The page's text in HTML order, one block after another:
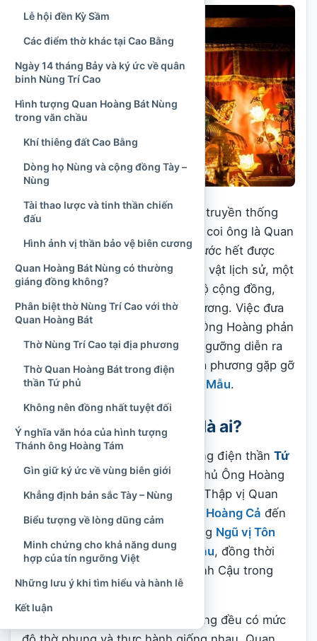
Điều cần lưu ý là không phải mọi truyền thống
thờ Nùng Trí Cao đều mặc nhiên coi ông là Quan
Hoàng Bát. Tại Cao Bằng, ông trước hết được
tưởng niệm với tư cách một nhân vật lịch sử, một
thủ lĩnh bản địa và vị thần bảo hộ cộng đồng,
mang thần hiệu Khâu Sầm Đại Vương. Việc đưa
hình tượng ấy vào hàng Tứ Phủ Ông Hoàng phản
ánh một quá trình dung hợp tín ngưỡng diễn ra
về sau, trong đó ký ức lịch sử địa phương gặp gỡ
với điện thần của
tín ngưỡng thờ Mẫu.
Thánh ông Hoàng Tám là ai?
Theo cách sắp xếp phổ biến trong điện thần Tứ
phủ, hàng Quan Hoàng hay Tứ Phủ Ông Hoàng
gồm mười vị, thường được gọi là Thập vị Quan
Hoàng. Các vị được xếp từ
Quan Hoàng Cả đến
Quan Hoàng Mười, đứng sau hàng Ngũ vị Tôn
Quanvà hàngTứ Phủ Thánh Chầu, đồng thời
đứng trước hàng Thánh Cô, Thánh Cậu trong
nhiều cách bài trí thần điện.
Không phải cả mười vị Quan Hoàng đều có mức
Lễ hội đền Kỳ Sầm
Các điểm thờ khác tại Cao Bằng
Ngày 14 tháng Bảy và ký ức về quân
binh Nùng Trí Cao
Hình tượng Quan Hoàng Bát Nùng
trong văn chầu
Khí thiêng đất Cao Bằng
Dòng họ Nùng và cộng đồng Tày –
Nùng
Tài thao lược và tinh thần chiến
đấu
Hình ảnh vị thần bảo vệ biên cương
Quan Hoàng Bát Nùng có thường
giáng đồng không?
Phân biệt thờ Nùng Trí Cao với thờ
Quan Hoàng Bát
Thờ Nùng Trí Cao tại địa phương
Thờ Quan Hoàng Bát trong điện
thần Tứ phủ
Không nên đồng nhất tuyệt đối
Ý nghĩa văn hóa của hình tượng
Thánh ông Hoàng Tám
Gìn giữ ký ức về vùng biên giới
Khẳng định bản sắc Tày – Nùng
Biểu tượng về lòng dũng cảm
Minh chứng cho khả năng dung
hợp của tín ngưỡng Việt
Những lưu ý khi tìm hiểu và hành lễ
Kết luận